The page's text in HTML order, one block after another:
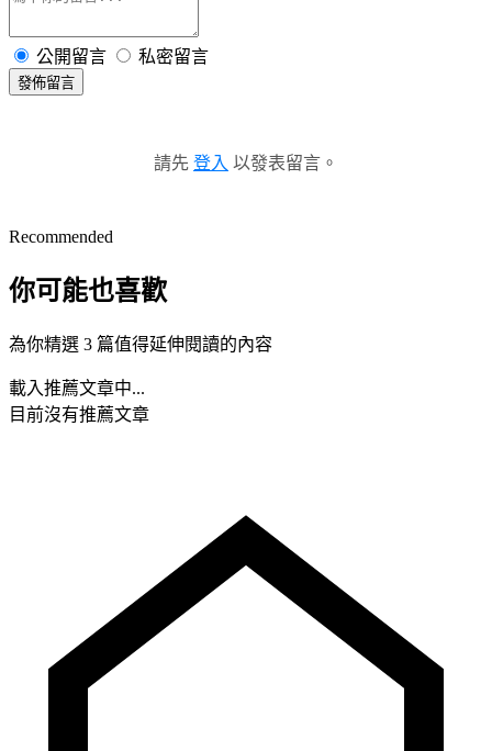
公開留言 私密留言
發佈留言
請先 登入 以發表留言。
Recommended
你可能也喜歡
為你精選 3 篇值得延伸閱讀的內容
載入推薦文章中...
目前沒有推薦文章